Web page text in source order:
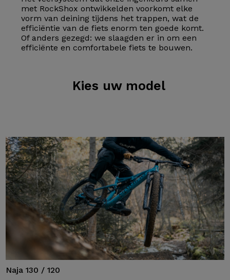
met RockShox ontwikkelden voorkomt elke
vorm van deining tijdens het trappen, wat de
efficiëntie van de fiets enorm ten goede komt.
Of anders gezegd: we slaagden er in om een
efficiënte en comfortabele fiets te bouwen.
Kies uw model
Naja 130 / 120